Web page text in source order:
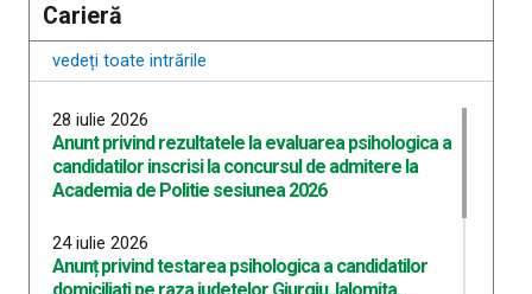
Carieră
vedeți toate intrările
28 iulie 2026
Anunt privind rezultatele la evaluarea psihologica a
candidatilor inscrisi la concursul de admitere la
Academia de Politie sesiunea 2026
24 iulie 2026
Anunț privind testarea psihologica a candidatilor